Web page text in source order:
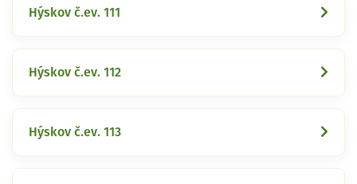
Hýskov č.ev. 111
Hýskov č.ev. 112
Hýskov č.ev. 113